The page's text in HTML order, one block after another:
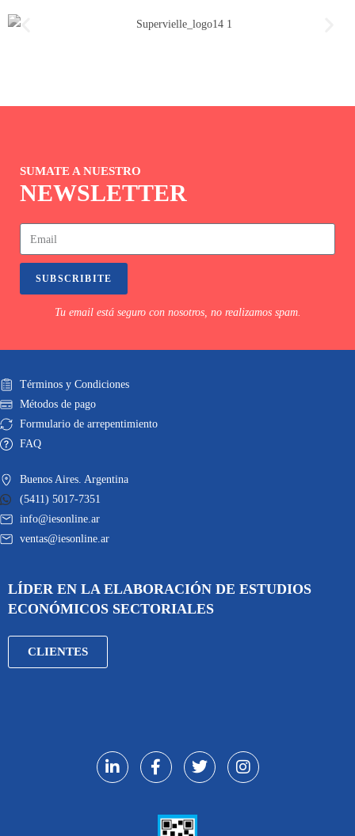
SUMATE A NUESTRO
NEWSLETTER
SUBSCRIBITE
Tu email está seguro con nosotros, no realizamos spam.
Términos y Condiciones
Métodos de pago
Formulario de arrepentimiento
FAQ
Buenos Aires. Argentina
(5411) 5017-7351
info@iesonline.ar
ventas@iesonline.ar
LÍDER EN LA ELABORACIÓN DE ESTUDIOS
ECONÓMICOS SECTORIALES
CLIENTES